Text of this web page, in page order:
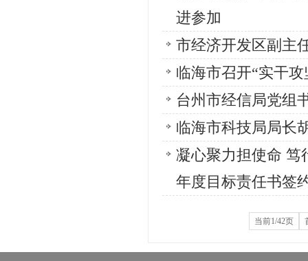
进参加
市经济开发区副主
临海市召开“实干
台州市经信局党组
临海市科技局局长
凝心聚力担使命 笃
年度目标责任书签
当前1/42页